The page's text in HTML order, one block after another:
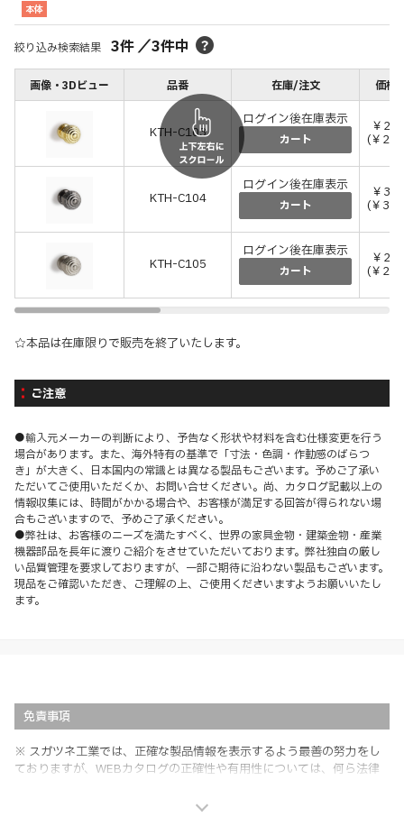
本体
絞り込み検索結果 3件／3件中
画像・3Dビュー 品番 在庫/注文 価格(
KTH-C103
ログイン後在庫表示
カート
￥
(￥
KTH-C104
ログイン後在庫表示
カート
￥
(￥
KTH-C105
ログイン後在庫表示
カート
￥
(￥
☆本品は在庫限りで販売を終了いたします。
ご注意
●輸入元メーカーの判断により、予告なく形状や材料を含む仕様変更を行う
場合があります。また、海外特有の基準で「寸法・色調・作動感のばらつ
き」が大きく、日本国内の常識とは異なる製品もございます。予めご了承い
ただいてご使用いただくか、お問い合せください。尚、カタログ記載以上の
情報収集には、時間がかかる場合や、お客様が満足する回答が得られない場
合もございますので、予めご了承ください。
●弊社は、お客様のニーズを満たすべく、世界の家具金物・建築金物・産業
機器部品を長年に渡りご紹介をさせていただいております。弊社独自の厳し
い品質管理を要求しておりますが、一部ご期待に沿わない製品もございます。
現品をご確認いただき、ご理解の上、ご使用くださいますようお願いいたし
ます。
免責事項
※ スガツネ工業では、正確な製品情報を表示するよう最善の努力をし
ておりますが、WEBカタログの正確性や有用性については、何ら法律